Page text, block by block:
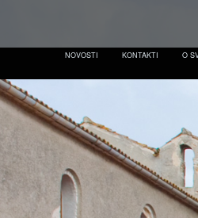
NOVOSTI KONTAKTI O